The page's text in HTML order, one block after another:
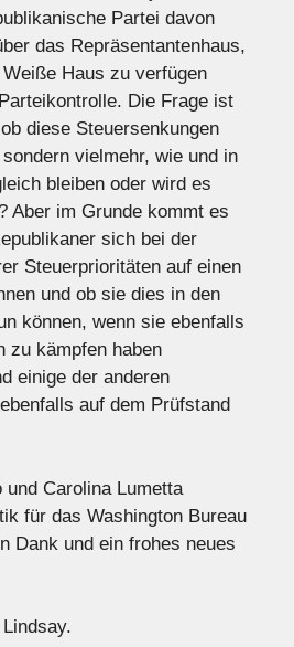
Partei davon
das Repräsentantenhaus,
Haus zu verfügen
Die Frage ist
diese Steuersenkungen
vielmehr, wie und in
bleiben oder wird es
Aber im Grunde kommt es
sich bei der
Steuerprioritäten auf einen
und ob sie dies in den
können, wenn sie ebenfalls
zu kämpfen haben
einige der anderen
auf dem Prüfstand
und Carolina Lumetta
für das Washington Bureau
Dank und ein frohes neues